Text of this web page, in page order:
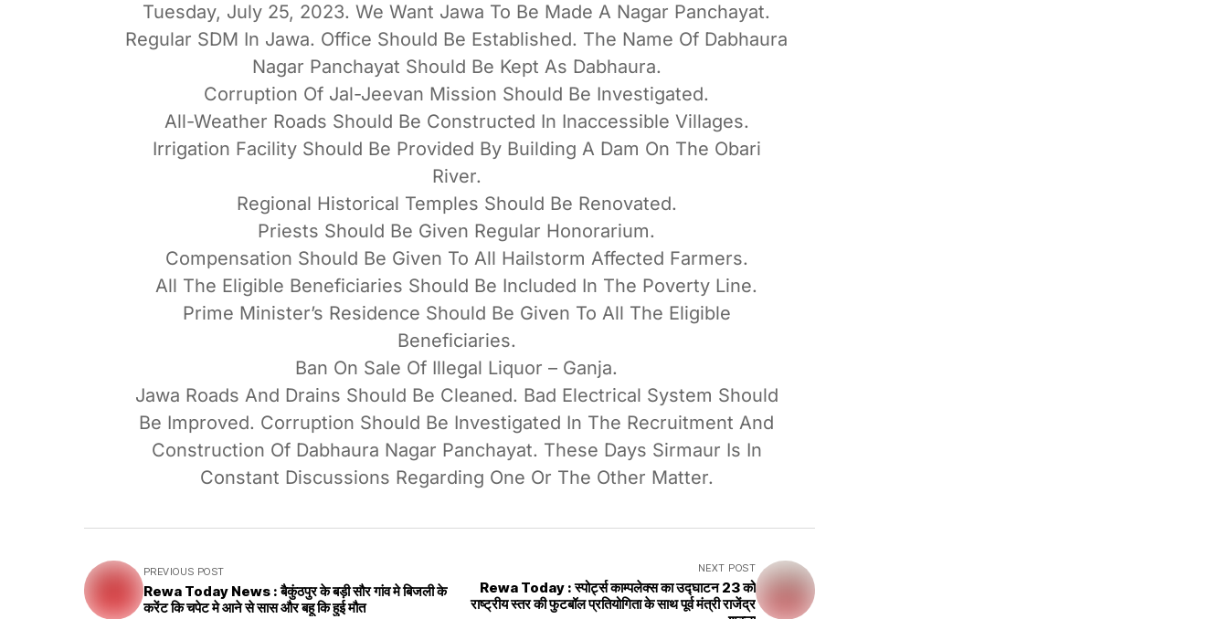
Tuesday, July 25, 2023. We Want Jawa To Be Made A Nagar Panchayat.
Regular SDM In Jawa. Office Should Be Established. The Name Of Dabhaura
Nagar Panchayat Should Be Kept As Dabhaura.
Corruption Of Jal-Jeevan Mission Should Be Investigated.
All-Weather Roads Should Be Constructed In Inaccessible Villages.
Irrigation Facility Should Be Provided By Building A Dam On The Obari
River.
Regional Historical Temples Should Be Renovated.
Priests Should Be Given Regular Honorarium.
Compensation Should Be Given To All Hailstorm Affected Farmers.
All The Eligible Beneficiaries Should Be Included In The Poverty Line.
Prime Minister’s Residence Should Be Given To All The Eligible
Beneficiaries.
Ban On Sale Of Illegal Liquor – Ganja.
Jawa Roads And Drains Should Be Cleaned. Bad Electrical System Should
Be Improved. Corruption Should Be Investigated In The Recruitment And
Construction Of Dabhaura Nagar Panchayat. These Days Sirmaur Is In
Constant Discussions Regarding One Or The Other Matter.
PREVIOUS POST
Rewa Today News : बैकुंठपुर के बड़ी सौर गांव मे बिजली के
करेंट कि चपेट मे आने से सास और बहू कि हुई मौत
NEXT POST
Rewa Today : स्पोर्ट्स काम्पलेक्स का उद्घाटन 23 को
राष्ट्रीय स्तर की फुटबॉल प्रतियोगिता के साथ पूर्व मंत्री राजेंद्र